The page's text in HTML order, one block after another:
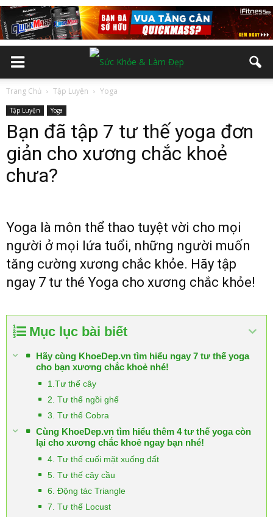
Trang Chủ Tập Luyện Yoga
Tập Luyện Yoga
Bạn đã tập 7 tư thế yoga đơn
giản cho xương chắc khoẻ
chưa?
Yoga là môn thể thao tuyệt vời cho mọi
người ở mọi lứa tuổi, những người muốn
tăng cường xương chắc khỏe. Hãy tập
ngay 7 tư thé Yoga cho xương chắc khỏe!
Mục lục bài biết
Hãy cùng KhoeDep.vn tìm hiểu ngay 7 tư thế yoga
cho bạn xương chắc khoẻ nhé!
1.Tư thế cây
2. Tư thế ngồi ghế
3. Tư thế Cobra
Cùng KhoeDep.vn tìm hiểu thêm 4 tư thế yoga còn
lại cho xương chắc khoẻ ngay bạn nhé!
4. Tư thế cuối mặt xuống đất
5. Tư thế cây cầu
6. Động tác Triangle
7. Tư thế Locust